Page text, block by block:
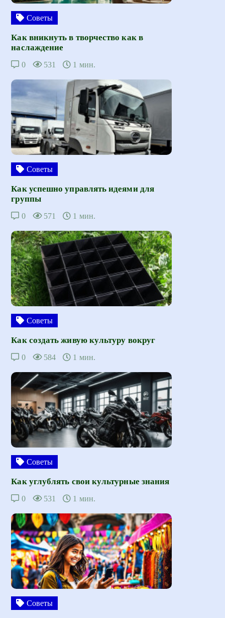
Советы
Как вникнуть в творчество как в
наслаждение
0 531 1 мин.
Советы
Как успешно управлять идеями для
группы
0 571 1 мин.
Советы
Как создать живую культуру вокруг
0 584 1 мин.
Советы
Как углублять свои культурные знания
0 531 1 мин.
Советы